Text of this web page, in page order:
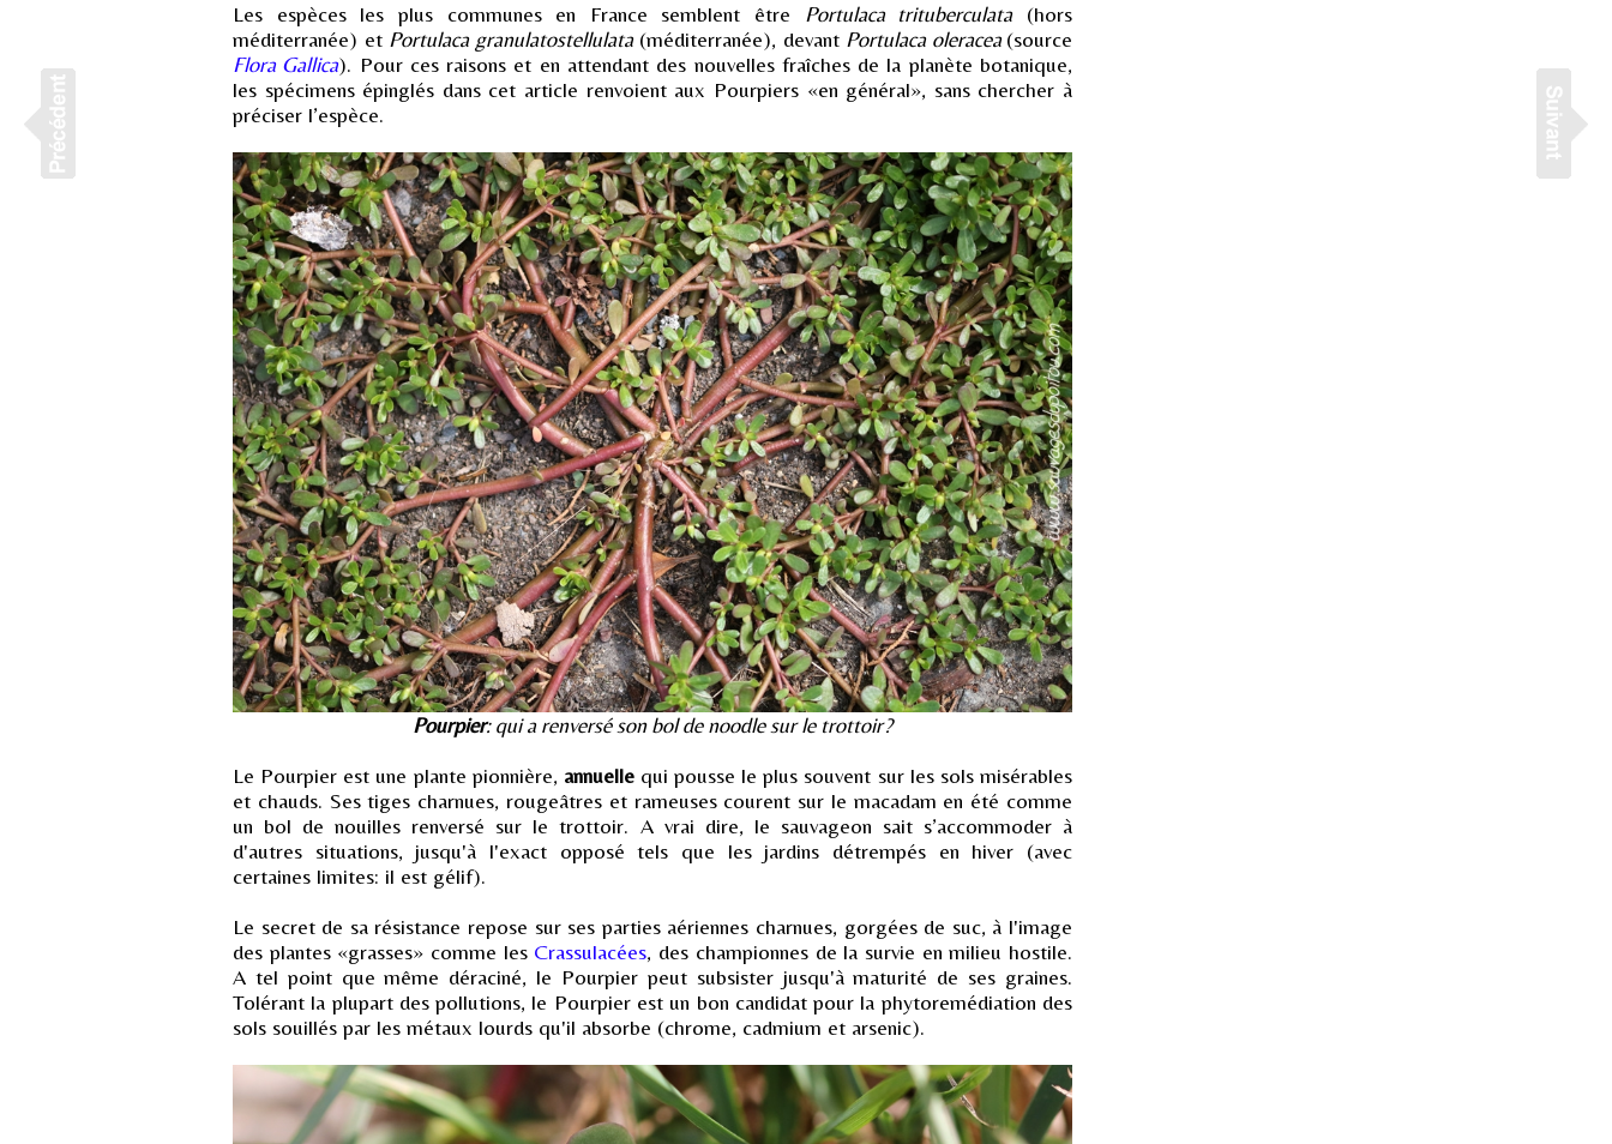
Les espèces les plus communes en France semblent être Portulaca trituberculata(hors
méditerranée) et Portulaca granulatostellulata(méditerranée), devant Portulaca oleracea(source
Flora Gallica). Pour ces raisons et en attendant des nouvelles fraîches de la planète botanique,
les spécimens épinglés dans cet article renvoient aux Pourpiers «en général», sans chercher à
préciser l’espèce.
Pourpier: qui a renversé son bol de noodle sur le trottoir?
Le Pourpier est une plante pionnière, annuellequi pousse le plus souvent sur les sols misérables
et chauds. Ses tiges charnues, rougeâtres et rameuses courent sur le macadam en été comme
un bol de nouilles renversé sur le trottoir. A vrai dire, le sauvageon sait s’accommoder à
d'autres situations, jusqu'à l'exact opposé tels que les jardins détrempés en hiver (avec
certaines limites: il est gélif).
Le secret de sa résistance repose sur ses parties aériennes charnues, gorgées de suc, à l'image
des plantes «grasses» comme les Crassulacées, des championnes de la survie en milieu hostile.
A tel point que même déraciné, le Pourpier peut subsister jusqu'à maturité de ses graines.
Tolérant la plupart des pollutions, le Pourpier est un bon candidat pour la phytoremédiation des
sols souillés par les métaux lourds qu'il absorbe (chrome, cadmium et arsenic).